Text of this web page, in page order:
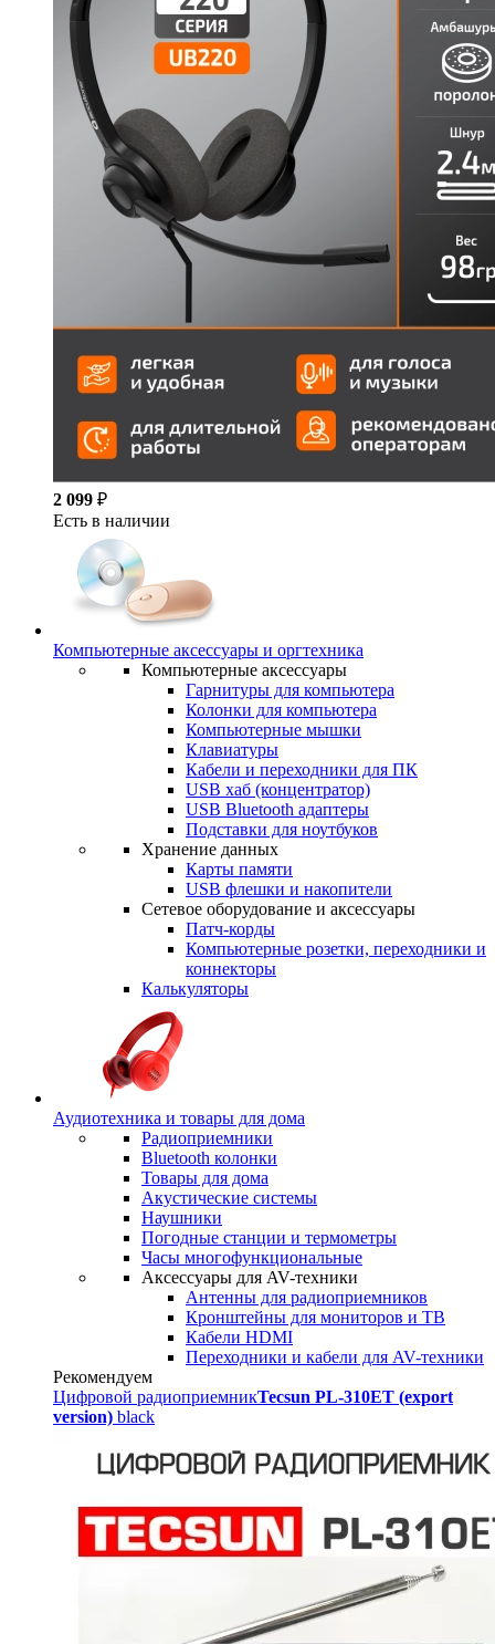
2 099 ₽
Есть в наличии
Компьютерные аксессуары и оргтехника
Компьютерные аксессуары
Гарнитуры для компьютера
Колонки для компьютера
Компьютерные мышки
Клавиатуры
Кабели и переходники для ПК
USB хаб (концентратор)
USB Bluetooth адаптеры
Подставки для ноутбуков
Хранение данных
Карты памяти
USB флешки и накопители
Сетевое оборудование и аксессуары
Патч-корды
Компьютерные розетки, переходники и
коннекторы
Калькуляторы
Аудиотехника и товары для дома
Радиоприемники
Bluetooth колонки
Товары для дома
Акустические системы
Наушники
Погодные станции и термометры
Часы многофункциональные
Аксессуары для AV-техники
Антенны для радиоприемников
Кронштейны для мониторов и ТВ
Кабели HDMI
Переходники и кабели для AV-техники
Рекомендуем
Цифровой радиоприемникTecsun PL-310ET (export
version) black